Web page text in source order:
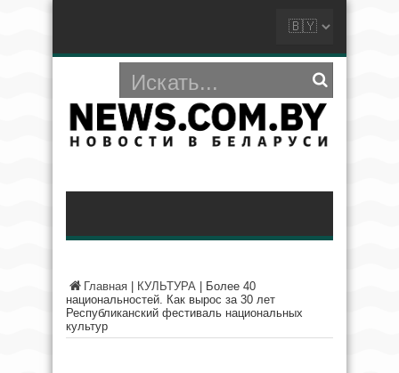
Главная КУЛЬТУРА
Более 40
национальностей. Как вырос за 30 лет
Республиканский фестиваль национальных
культур